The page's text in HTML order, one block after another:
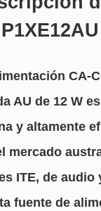
P1XE12AU
CA-
AU de 12 W
y altamente
mercado
ITE, de audio
fuente de